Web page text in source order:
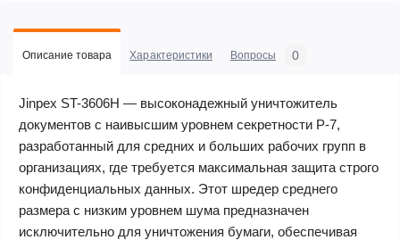
Описание товара Характеристики Вопросы 0
Jinpex ST-3606H — высоконадежный уничтожитель
документов с наивысшим уровнем секретности P-7,
разработанный для средних и больших рабочих групп в
организациях, где требуется максимальная защита строго
конфиденциальных данных. Этот шредер среднего
размера с низким уровнем шума предназначен
исключительно для уничтожения бумаги, обеспечивая